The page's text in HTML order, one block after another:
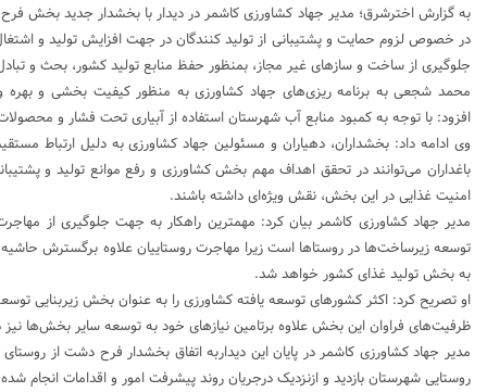
به گزارش اخترشرق؛ مدیر جهاد کشاورزی کاشمر در دیدار با بخشدار جدید بخش
در خصوص لزوم حمایت و پشتیبانی از تولید کنندگان در جهت افزایش تولید و
جلوگیری از ساخت و سازهای غیر مجاز، بمنظور حفظ منابع تولید کشور، بحث و
محمد شجعی به برنامه ریزی‌های جهاد کشاورزی به منظور کیفیت بخشی و بهره
افزود: با توجه به کمبود منابع آب شهرستان استفاده از آبیاری تحت فشار و
وی ادامه داد: بخشداران، دهیاران و مسئولین جهاد کشاورزی به دلیل ارتباط
باغداران می‌توانند در تحقق اهداف مهم بخش کشاورزی و رفع موانع تولید و
امنیت غذایی در این بخش، نقش ویژه‌ای داشته باشند.
مدیر جهاد کشاورزی کاشمر بیان کرد: مهمترین راهکار به جهت جلوگیری از
توسعه زیرساخت‌ها در روستاها است زیرا مهاجرت روستاییان علاوه برگسترش
به بخش تولید غذای کشور خواهد شد.
او تصریح کرد: اکثر کشورهای توسعه یافته کشاورزی را به عنوان بخش زیربنایی
ظرفیت‌های فراوان این بخش علاوه برتامین نیازهای خود به توسعه سایر بخش‌ها
مدیر جهاد کشاورزی کاشمر در پایان این دیداربه اتفاق بخشدار فرح دشت از
روستایی شهرستان بازدید و ازنزدیک درجریان روند پیشرفت امور و اقدامات انجام